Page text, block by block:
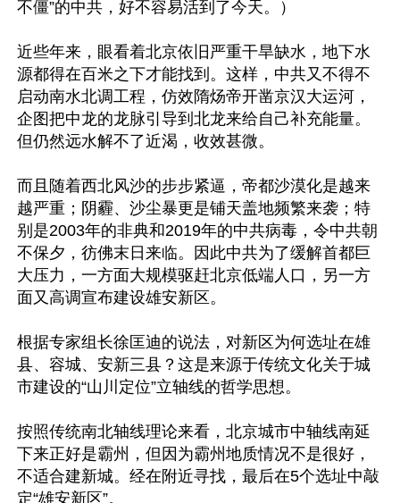
不僵”的中共，好不容易活到了今天。）
近些年来，眼看着北京依旧严重干旱缺水，地下水
源都得在百米之下才能找到。这样，中共又不得不
启动南水北调工程，仿效隋炀帝开凿京汉大运河，
企图把中龙的龙脉引导到北龙来给自己补充能量。
但仍然远水解不了近渴，收效甚微。
而且随着西北风沙的步步紧逼，帝都沙漠化是越来
越严重；阴霾、沙尘暴更是铺天盖地频繁来袭；特
别是2003年的非典和2019年的中共病毒，令中共朝
不保夕，彷佛末日来临。因此中共为了缓解首都巨
大压力，一方面大规模驱赶北京低端人口，另一方
面又高调宣布建设雄安新区。
根据专家组长徐匡迪的说法，对新区为何选址在雄
县、容城、安新三县？这是来源于传统文化关于城
市建设的“山川定位”立轴线的哲学思想。
按照传统南北轴线理论来看，北京城市中轴线南延
下来正好是霸州，但因为霸州地质情况不是很好，
不适合建新城。经在附近寻找，最后在5个选址中敲
定“雄安新区”。